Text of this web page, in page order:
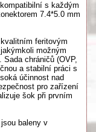
s každým
7.4*5.0 mm
feritovým
možným
chráničů (OVP,
a stabilní práci s
účinnost nad
pro zařízení
šok při prvním
baleny v